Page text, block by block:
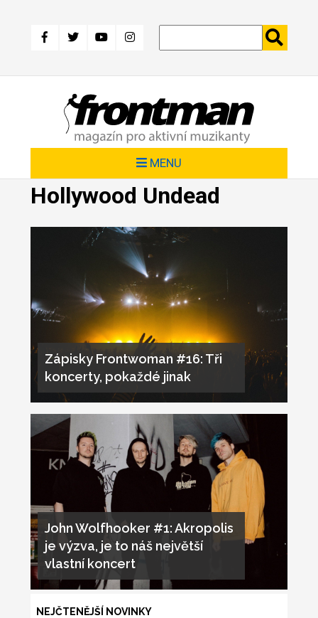
hlavnímu
MENU
Hollywood Undead
Zápisky Frontwoman #16: Tři
koncerty, pokaždé jinak
John Wolfhooker #1: Akropolis
je výzva, je to náš největší
vlastní koncert
NEJČTENĚJŠÍ NOVINKY